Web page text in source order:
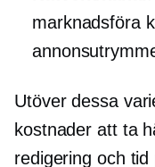
marknadsföra
Utöver dessa
kostnader att ta
redigering och tid